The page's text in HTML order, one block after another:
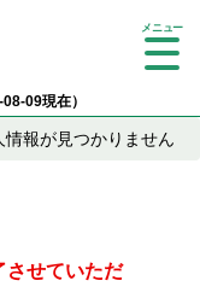
09現在）
Tog
ion
情報が見つかりません
させていただ